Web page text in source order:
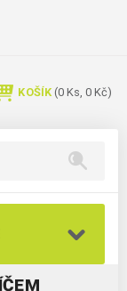
KOŠÍK (0 Ks, 0 Kč)